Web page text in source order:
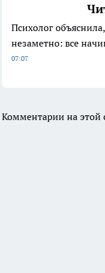
Психолог
незаметно: все
07:07
Комментарии на этой